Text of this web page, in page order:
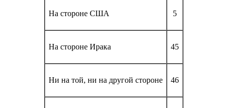
На стороне США 5
На стороне Ирака 45
Ни на той, ни на другой стороне 46